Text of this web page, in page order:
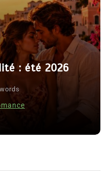
: été 2026